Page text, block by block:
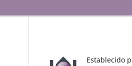
Establecido